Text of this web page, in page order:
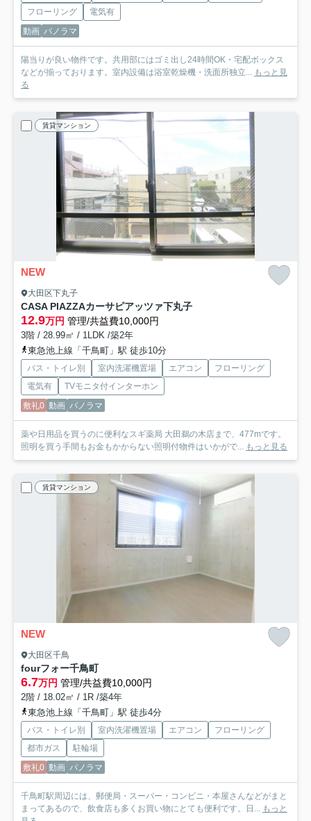
フローリング
電気有
動画 パノラマ
陽当りが良い物件です。共用部にはゴミ出し24時間OK・宅配ボックス
などが揃っております。室内設備は浴室乾燥機・洗面所独立... もっと見
る
賃貸マンション
NEW
大田区下丸子
CASA PIAZZAカーサピアッツァ下丸子
12.9万円 管理/共益費10,000円
3階 / 28.99㎡ / 1LDK /築2年
東急池上線「千鳥町」駅 徒歩10分
バス・トイレ別 室内洗濯機置場 エアコン
フローリング
電気有
TVモニタ付インターホン
敷礼0 動画 パノラマ
薬や日用品を買うのに便利なスギ薬局 大田鵜の木店まで、477mです。
照明を買う手間もお金もかからない照明付物件はいかがで... もっと見る
賃貸マンション
NEW
大田区千鳥
fourフォー千鳥町
6.7万円 管理/共益費10,000円
2階 / 18.02㎡ / 1R /築4年
東急池上線「千鳥町」駅 徒歩4分
バス・トイレ別 室内洗濯機置場 エアコン
フローリング
都市ガス
駐輪場
敷礼0 動画 パノラマ
千鳥町駅周辺には、郵便局・スーパー・コンビニ・本屋さんなどがまと
まってあるので、飲食店も多くお買い物にとても便利です。日... もっと